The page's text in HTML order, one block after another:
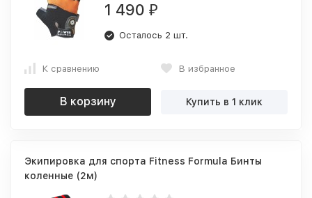
1 490 ₽
Осталось 2 шт.
К сравнению В избранное
В корзину Купить в 1 клик
Экипировка для спорта Fitness Formula Бинты
коленные (2м)